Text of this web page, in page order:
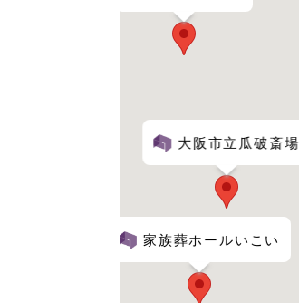
家族葬ホールいこい
大阪市立瓜破斎場